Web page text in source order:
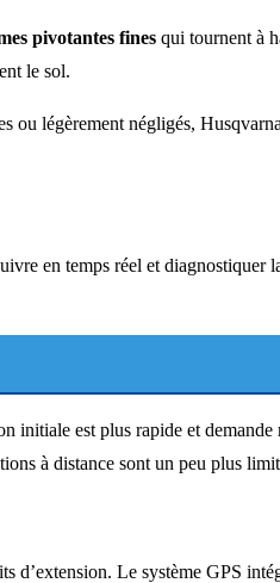
pivotantes fines qui tournent à
le sol.
ou légèrement négligés,
en temps réel et diagnostiquer
initiale est plus rapide et
à distance sont un peu plus
d’extension. Le système GPS